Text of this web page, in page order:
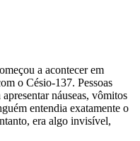
a acontecer em
o Césio-137. Pessoas
náuseas, vômitos
entendia exatamente o
era algo invisível,